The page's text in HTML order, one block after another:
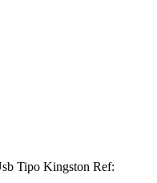
Tipo Kingston Ref: